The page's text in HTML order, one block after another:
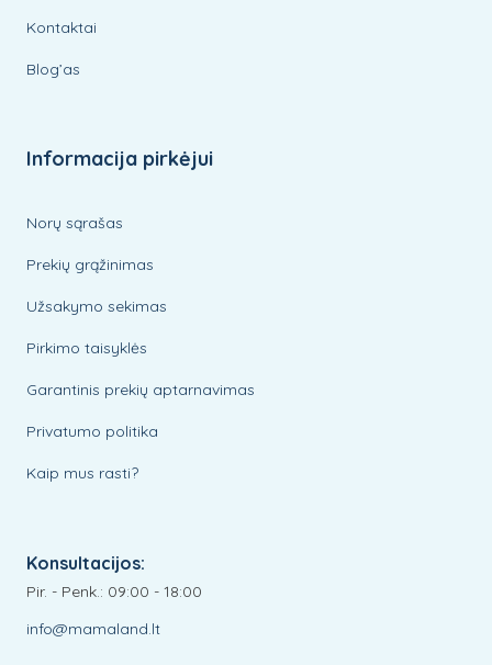
Kontaktai
Blog’as
Informacija pirkėjui
Norų sąrašas
Prekių grąžinimas
Užsakymo sekimas
Pirkimo taisyklės
Garantinis prekių aptarnavimas
Privatumo politika
Kaip mus rasti?
Konsultacijos:
Pir. - Penk.: 09:00 - 18:00
info@mamaland.lt